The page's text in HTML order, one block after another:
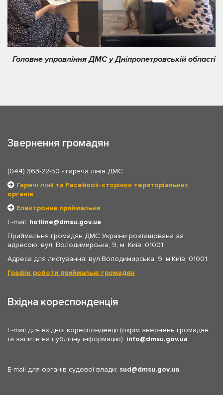
Головне управління ДМС у Дніпропетровській області
Звернення громадян
(044) 363-22-50 - гаряча лінія ДМС
Гарячі лінії та Facebook-сторінки територіальних
органів
Електронна приймальня
E-mail: hotline
dmsu.gov.ua
Приймальня громадян ДМС України розташована за
адресою: вул. Володимирська, 9, м. Київ, 01001
Адреса для листування: вул.Володимирська, 9, м.Київ, 01001
Графік роботи приймальні громадян
Вхідна кореспонденція
E-mail для вхідної кореспонденції (окрім звернень громадян
та запитів на публічну інформацію): info dmsu.gov.ua
E-mail для органів судової влади: sud dmsu.gov.ua